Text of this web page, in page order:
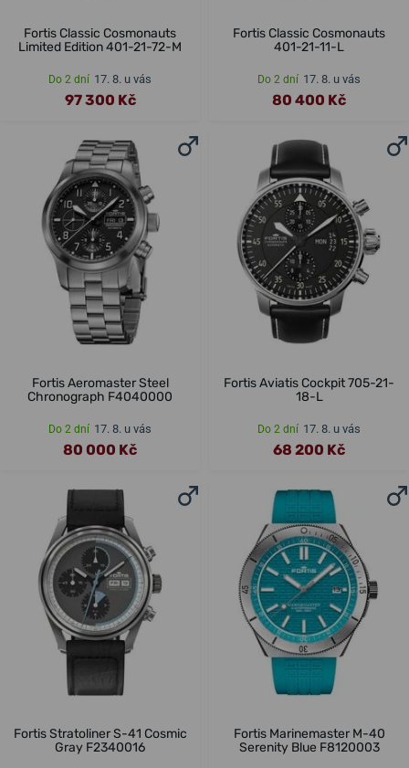
Fortis Classic Cosmonauts
Limited Edition 401-21-72-M
Do 2 dní 17. 8. u vás
97 300 Kč
Fortis Classic Cosmonauts
401-21-11-L
Do 2 dní 17. 8. u vás
80 400 Kč
Fortis Aeromaster Steel
Chronograph F4040000
Do 2 dní 17. 8. u vás
80 000 Kč
Fortis Aviatis Cockpit 705-21-
18-L
Do 2 dní 17. 8. u vás
68 200 Kč
Fortis Stratoliner S-41 Cosmic
Gray F2340016
Fortis Marinemaster M-40
Serenity Blue F8120003